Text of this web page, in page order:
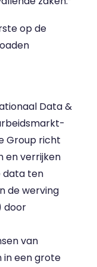
op de
Data &
Group richt
en verrijken
data ten
de werving
door
van
in een grote